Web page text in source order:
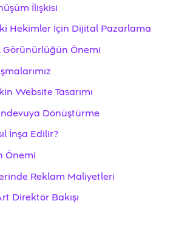
İlişkisi
Hekimler İçin Dijital Pazarlama
Önemi
Website Tasarımı
Dönüştürme
İnşa Edilir?
Önemi
Reklam Maliyetleri
Direktör Bakışı